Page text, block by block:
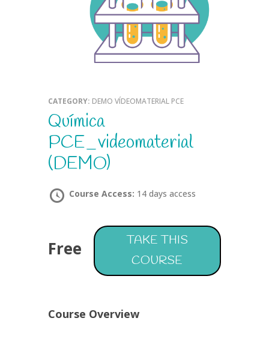
CATEGORY: DEMO VÍDEOMATERIAL PCE
Química
PCE_videomaterial
(DEMO)
Course Access: 14 days access
Free
TAKE THIS
COURSE
Course Overview